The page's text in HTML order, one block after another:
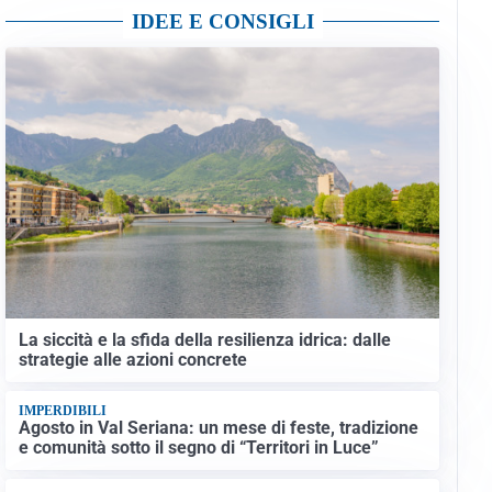
IDEE E CONSIGLI
La siccità e la sfida della resilienza idrica: dalle
strategie alle azioni concrete
IMPERDIBILI
Agosto in Val Seriana: un mese di feste, tradizione
e comunità sotto il segno di “Territori in Luce”